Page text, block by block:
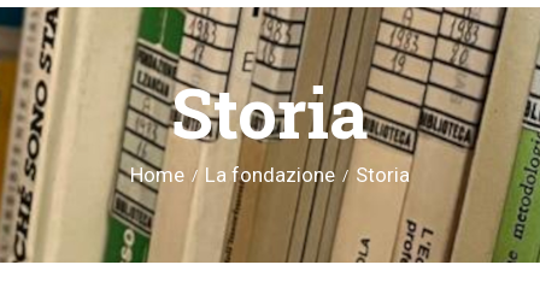
PUBBLICAZIONI
RISORSE
NEWS
DONA ORA
Storia
Home La fondazione Storia